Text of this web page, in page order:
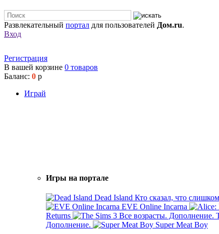
Развлекательный портал для пользователей Дом.ru.
Вход
Регистрация
В вашей корзине 0 товаров
Баланс: 0 р
Играй
Игры на портале
Dead Island Кто сказал, что
EVE Online Incarna
Returns
Дополнение.
Super Meat Boy